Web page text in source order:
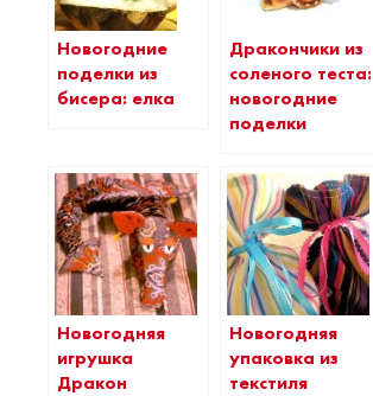
Новогодние
поделки из
бисера: елка
Дракончики из
соленого теста:
новогодние
поделки
Новогодняя
игрушка
Дракон
Новогодняя
упаковка из
текстиля